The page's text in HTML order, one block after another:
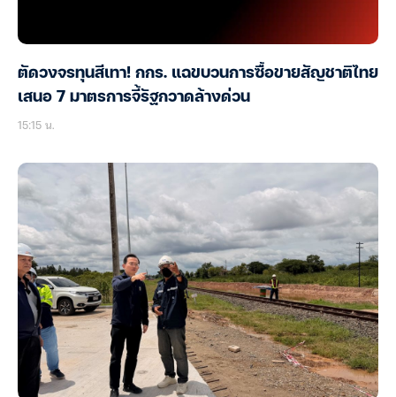
ตัดวงจรทุนสีเทา! กกร. แฉขบวนการซื้อขายสัญชาติไทย
เสนอ 7 มาตรการจี้รัฐกวาดล้างด่วน
15:15 น.